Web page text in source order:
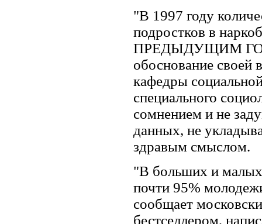
"В 1997 году
подростков в
ПРЕДЫДУЩИМ
обоснование своей
кафедры
специального
сомнением и не
данных, не
здравым смыслом.
"В больших и малых
почти 95%
сообщает
бестселлером,